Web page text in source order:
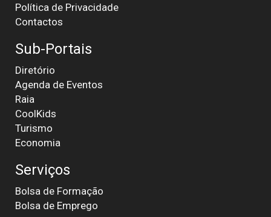
Política de Privacidade
Contactos
Sub-Portais
Diretório
Agenda de Eventos
Raia
CoolKids
Turismo
Economia
Serviços
Bolsa de Formação
Bolsa de Emprego